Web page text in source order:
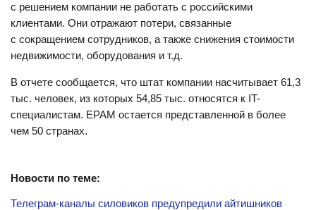
с решением компании не работать с российскими
клиентами. Они отражают потери, связанные
с сокращением сотрудников, а также снижения стоимости
недвижимости, оборудования и т.д.
В отчете сообщается, что штат компании насчитывает 61,3
тыс. человек, из которых 54,85 тыс. относятся к IT-
специалистам. EPAM остается представленной в более
чем 50 странах.
Новости по теме:
Телеграм-каналы силовиков предупредили айтишников